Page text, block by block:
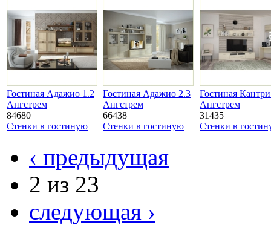
Гостиная Адажио 1.2
Ангстрем
84680
Стенки в гостиную
Гостиная Адажио 2.3
Ангстрем
66438
Стенки в гостиную
Гостиная
Ангстрем
31435
Стенки в
‹ предыдущая
2 из 23
следующая ›